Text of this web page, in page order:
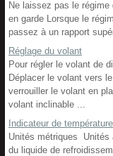
Ne laissez pas le
en garde Lorsque le
passez à un rapport
Réglage du volant
Pour régler le volant de
Déplacer le volant vers
verrouiller le volant en
volant inclinable ...
Indicateur de
Unités métriques Unités
du liquide de